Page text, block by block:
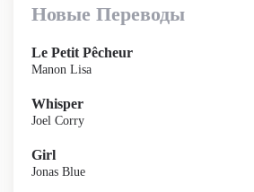
Новые Переводы
Le Petit Pêcheur
Manon Lisa
Whisper
Joel Corry
Girl
Jonas Blue